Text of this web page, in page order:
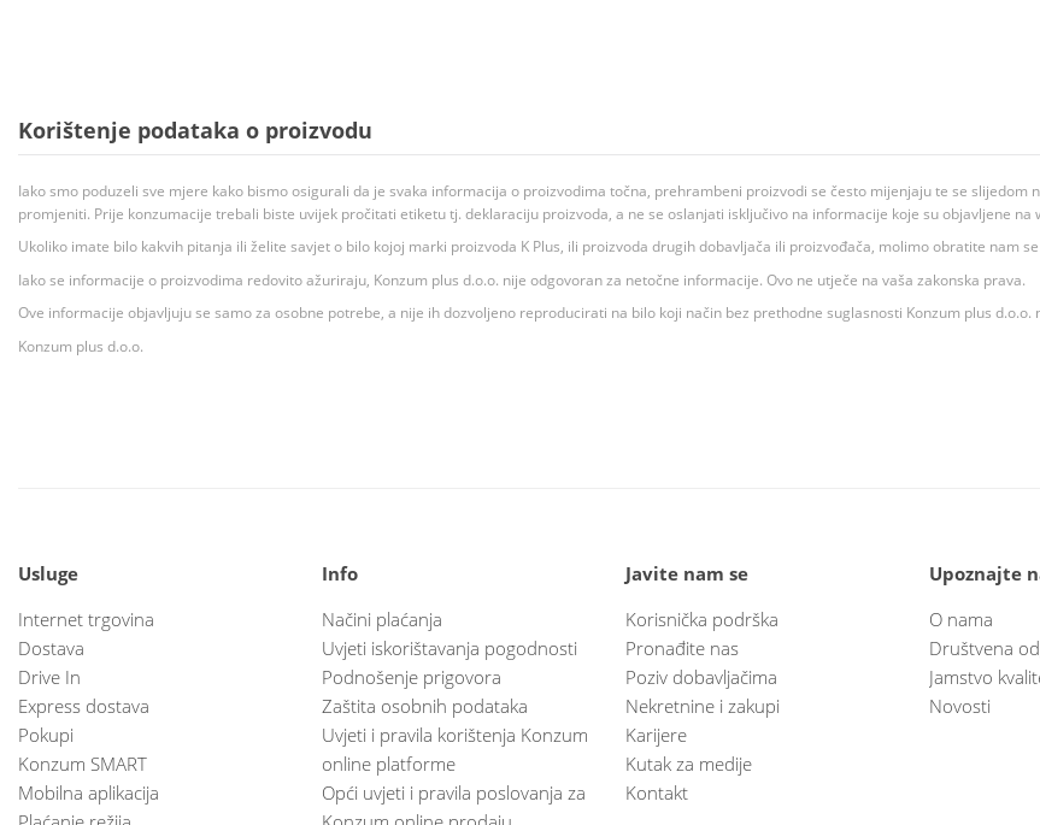
Korištenje podataka o proizvodu
Iako smo poduzeli sve mjere kako bismo osigurali da je svaka informacija o proizvodima točna, prehrambeni proizvodi se često mijenjaju te se
promjeniti. Prije konzumacije trebali biste uvijek pročitati etiketu tj. deklaraciju proizvoda, a ne se oslanjati isključivo na informacije koje su objavljene na
Ukoliko imate bilo kakvih pitanja ili želite savjet o bilo kojoj marki proizvoda K Plus, ili proizvoda drugih dobavljača ili proizvođača, molimo obratite nam
Iako se informacije o proizvodima redovito ažuriraju, Konzum plus d.o.o. nije odgovoran za netočne informacije. Ovo ne utječe na vaša zakonska prava.
Ove informacije objavljuju se samo za osobne potrebe, a nije ih dozvoljeno reproducirati na bilo koji način bez prethodne suglasnosti Konzum plus d.o.o.
Konzum plus d.o.o.
Usluge
Internet trgovina
Dostava
Drive In
Express dostava
Pokupi
Konzum SMART
Mobilna aplikacija
Info
Načini plaćanja
Uvjeti iskorištavanja pogodnosti
Podnošenje prigovora
Zaštita osobnih podataka
Uvjeti i pravila korištenja Konzum
online platforme
Opći uvjeti i pravila poslovanja za
Javite nam se
Korisnička podrška
Pronađite nas
Poziv dobavljačima
Nekretnine i zakupi
Karijere
Kutak za medije
Kontakt
Upoznajte
O nama
Društvena
Jamstvo
Novosti